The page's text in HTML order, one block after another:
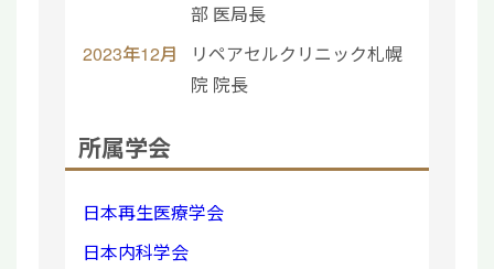
部 医局長
2023年12月
リペアセルクリニック札幌
院 院長
所属学会
日本再生医療学会
日本内科学会